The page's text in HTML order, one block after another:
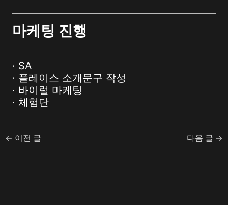
마케팅 진행
· SA
· 플레이스 소개문구 작성
· 바이럴 마케팅
· 체험단
← 이전 글 다음 글 →